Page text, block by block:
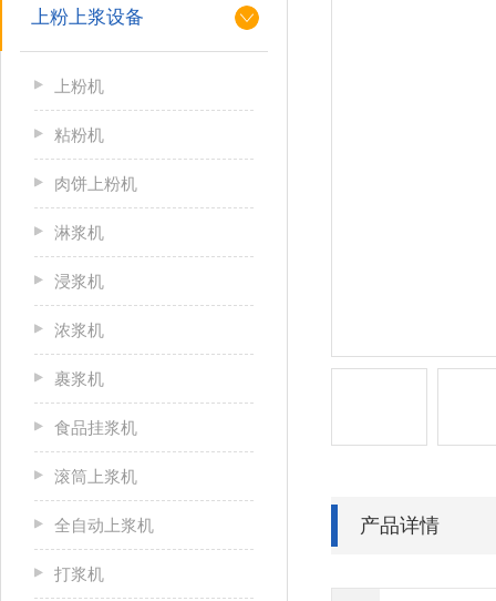
上粉上浆设备
上粉机
粘粉机
肉饼上粉机
淋浆机
浸浆机
浓浆机
裹浆机
食品挂浆机
滚筒上浆机
全自动上浆机
打浆机
产品详情